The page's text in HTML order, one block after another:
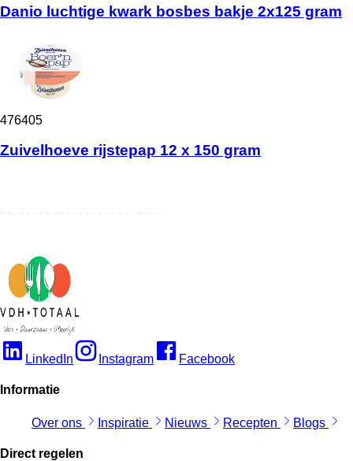
Danio luchtige kwark bosbes bakje 2x125 gram
476405
Zuivelhoeve rijstepap 12 x 150 gram
LinkedIn Instagram Facebook
Informatie
Over ons Inspiratie Nieuws Recepten Blogs
Direct regelen